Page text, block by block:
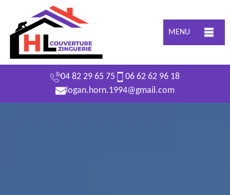
MENU
04 82 29 65 75
06 62 62 96 18
logan.horn.1994@gmail.com